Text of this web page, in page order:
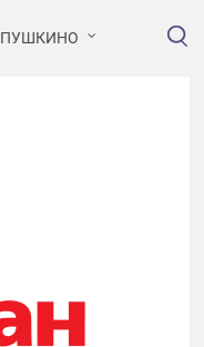
ПУШКИНО